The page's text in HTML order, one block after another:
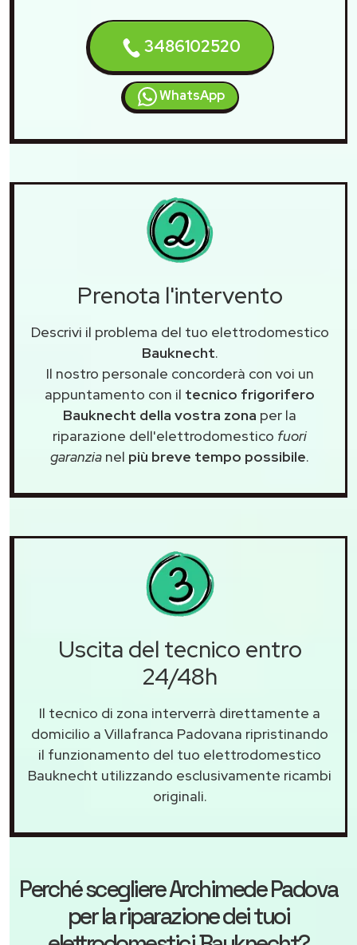
3486102520
WhatsApp
Prenota l'intervento
Descrivi il problema del tuo elettrodomestico
Bauknecht.
Il nostro personale concorderà con voi un
appuntamento con il tecnico frigorifero
Bauknecht della vostra zona per la
riparazione dell'elettrodomestico fuori
garanzia nel più breve tempo possibile.
Uscita del tecnico entro
24/48h
Il tecnico di zona interverrà direttamente a
domicilio a Villafranca Padovana ripristinando
il funzionamento del tuo elettrodomestico
Bauknecht utilizzando esclusivamente ricambi
originali.
Perché scegliereArchimede Padova
per la riparazione dei tuoi